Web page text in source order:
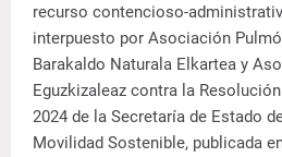
recurso contencioso-
interpuesto por Asociación
Barakaldo Naturala Elkartea y
Eguzkizaleaz contra la
2024 de la Secretaría de Estado
Movilidad Sostenible, publicada